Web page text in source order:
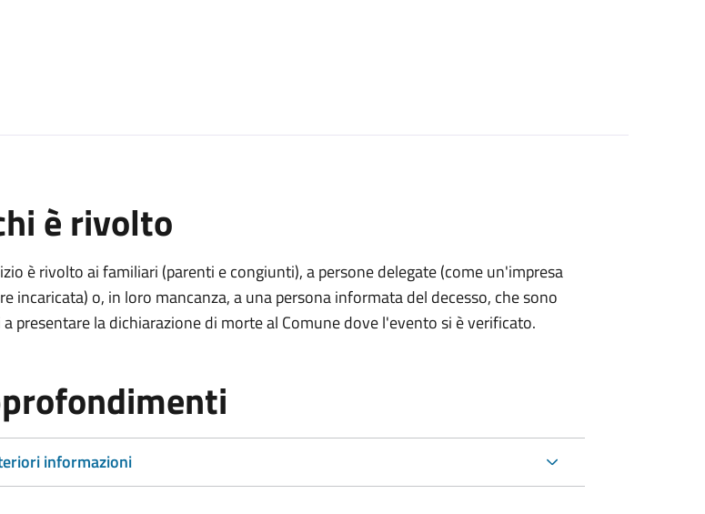
è rivolto
è rivolto ai familiari (parenti e congiunti), a persone delegate (come un'impresa
incaricata) o, in loro mancanza, a una persona informata del decesso, che sono
presentare la dichiarazione di morte al Comune dove l'evento si è verificato.
informazioni